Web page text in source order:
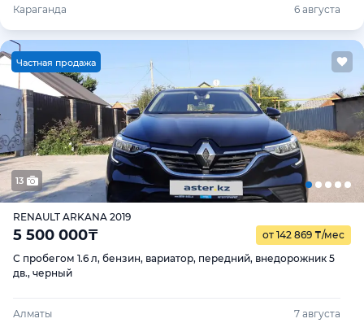
Караганда 6 августа
Частная продажа
13
RENAULT ARKANA 2019
5 500 000₸ от 142 869 ₸/мес
С пробегом 1.6 л, бензин, вариатор, передний, внедорожник 5
дв., черный
Алматы 7 августа